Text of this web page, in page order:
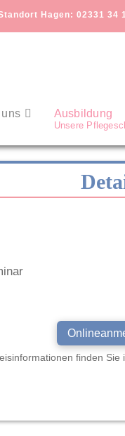
Hagen: 02331 34
Ausbildung
Unsere
finden Sie